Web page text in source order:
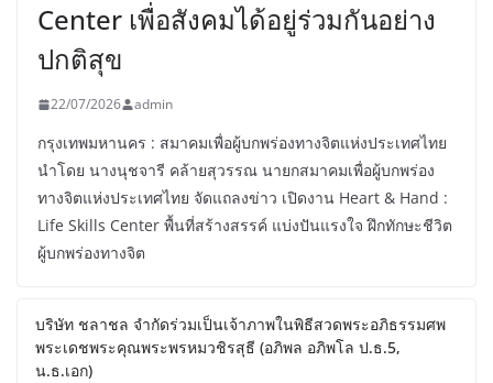
Center เพื่อสังคมได้อยู่ร่วมกันอย่าง
ปกติสุข
22/07/2026 admin
กรุงเทพมหานคร : สมาคมเพื่อผู้บกพร่องทางจิตแห่งประเทศไทย
นำโดย นางนุชจารี คล้ายสุวรรณ นายกสมาคมเพื่อผู้บกพร่อง
ทางจิตแห่งประเทศไทย จัดแถลงข่าว เปิดงาน Heart & Hand :
Life Skills Center พื้นที่สร้างสรรค์ แบ่งปันแรงใจ ฝึกทักษะชีวิต
ผู้บกพร่องทางจิต
บริษัท ชลาชล จำกัดร่วมเป็นเจ้าภาพในพิธีสวดพระอภิธรรมศพ
พระเดชพระคุณพระพรหมวชิรสุธี (อภิพล อภิพโล ป.ธ.5,
น.ธ.เอก)